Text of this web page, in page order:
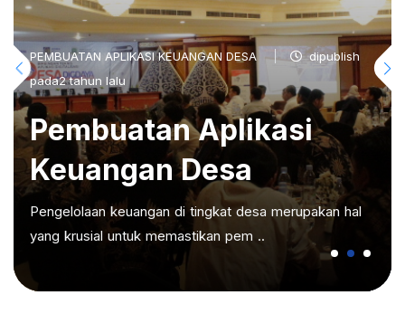
PEMBUATAN APLIKASI KEUANGAN DESA
dipublish
pada2 tahun lalu
Pembuatan Aplikasi
Keuangan Desa
Pengelolaan keuangan di tingkat desa merupakan hal
yang krusial untuk memastikan pem ..